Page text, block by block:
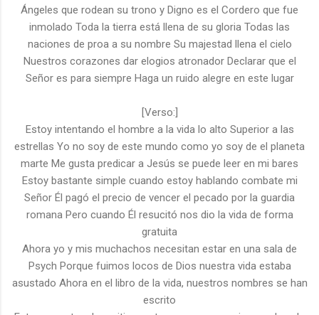
Ángeles que rodean su trono y Digno es el Cordero que fue
inmolado Toda la tierra está llena de su gloria Todas las
naciones de proa a su nombre Su majestad llena el cielo
Nuestros corazones dar elogios atronador Declarar que el
Señor es para siempre Haga un ruido alegre en este lugar
[Verso:]
Estoy intentando el hombre a la vida lo alto Superior a las
estrellas Yo no soy de este mundo como yo soy de el planeta
marte Me gusta predicar a Jesús se puede leer en mi bares
Estoy bastante simple cuando estoy hablando combate mi
Señor Él pagó el precio de vencer el pecado por la guardia
romana Pero cuando Él resucitó nos dio la vida de forma
gratuita
Ahora yo y mis muchachos necesitan estar en una sala de
Psych Porque fuimos locos de Dios nuestra vida estaba
asustado Ahora en el libro de la vida, nuestros nombres se han
escrito